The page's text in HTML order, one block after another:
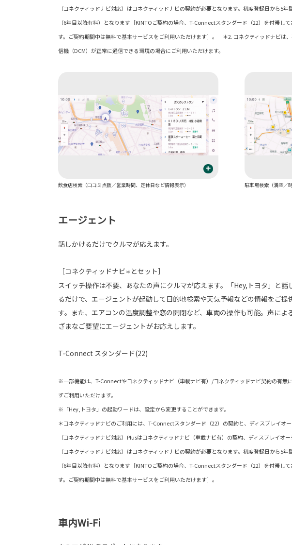
（コネクティッドナビ対応）はコネクティッドナビの契約が必要となります。初度登録日から5年
（6年目以降有料）となります［KINTOご契約の場合、T-Connectスタンダード（22）を付帯して
す。ご契約期間中は無料で基本サービスをご利用いただけます］。 ＊2. コネクティッドナビは
信機（DCM）が正常に通信できる環境の場合にご利用いただけます。
+
飲食店検索（口コミ点数／営業時間、定休日など情報表示） 駐車場検索（満空／
エージェント
話しかけるだけでクルマが応えます。
［コネクティッドナビ＊ とセット］
スイッチ操作は不要、あなたの声にクルマが応えます。「Hey,トヨタ」と話
るだけで、エージェントが起動して目的地検索や天気予報などの情報をご提
す。また、エアコンの温度調整や窓の開閉など、車両の操作も可能。声によ
ざまなご要望にエージェントがお応えします。
T-Connect スタンダード(22)
※一部機能は、T-Connectやコネクティッドナビ（車載ナビ有）/コネクティッドナビ契約の有無
ずご利用いただけます。
※「Hey,トヨタ」の起動ワードは、設定から変更することができます。
＊コネクティッドナビのご利用には、T-Connectスタンダード（22）の契約と、ディスプレイオ
（コネクティッドナビ対応）Plusはコネクティッドナビ（車載ナビ有）の契約、ディスプレイオー
（コネクティッドナビ対応）はコネクティッドナビの契約が必要となります。初度登録日から5年
（6年目以降有料）となります［KINTOご契約の場合、T-Connectスタンダード（22）を付帯して
す。ご契約期間中は無料で基本サービスをご利用いただけます］。
車内Wi-Fi